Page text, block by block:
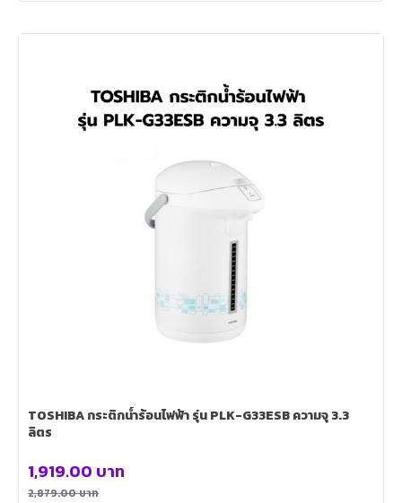
TOSHIBA กระติกน้ำร้อนไฟฟ้า รุ่น PLK-G33ESB ความจุ 3.3
ลิตร
2,879.00บาท
1,919.00 บาท